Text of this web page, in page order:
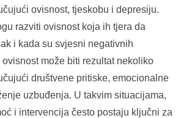
ovisnost, tjeskobu i depresiju.
razviti ovisnost koja ih tjera da
i kada su svjesni negativnih
može biti rezultat nekoliko
društvene pritiske, emocionalne
uzbuđenja. U takvim situacijama,
i intervencija često postaju ključni za